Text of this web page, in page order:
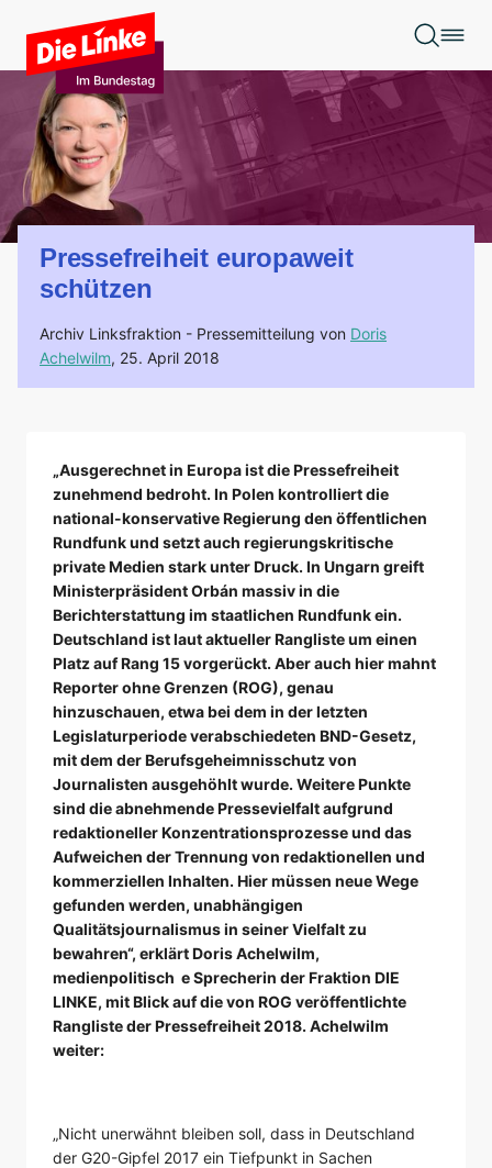
Zum Hauptinhalt springen
Pressefreiheit europaweit
schützen
Archiv Linksfraktion - Pressemitteilung von Doris
Achelwilm, 25. April 2018
„Ausgerechnet in Europa ist die Pressefreiheit
zunehmend bedroht. In Polen kontrolliert die
national-konservative Regierung den öffentlichen
Rundfunk und setzt auch regierungskritische
private Medien stark unter Druck. In Ungarn greift
Ministerpräsident Orbán massiv in die
Berichterstattung im staatlichen Rundfunk ein.
Deutschland ist laut aktueller Rangliste um einen
Platz auf Rang 15 vorgerückt. Aber auch hier mahnt
Reporter ohne Grenzen (ROG), genau
hinzuschauen, etwa bei dem in der letzten
Legislaturperiode verabschiedeten BND-Gesetz,
mit dem der Berufsgeheimnisschutz von
Journalisten ausgehöhlt wurde. Weitere Punkte
sind die abnehmende Pressevielfalt aufgrund
redaktioneller Konzentrationsprozesse und das
Aufweichen der Trennung von redaktionellen und
kommerziellen Inhalten. Hier müssen neue Wege
gefunden werden, unabhängigen
Qualitätsjournalismus in seiner Vielfalt zu
bewahren“, erklärt Doris Achelwilm,
medienpolitisch e Sprecherin der Fraktion DIE
LINKE, mit Blick auf die von ROG veröffentlichte
Rangliste der Pressefreiheit 2018. Achelwilm
weiter:
„Nicht unerwähnt bleiben soll, dass in Deutschland
der G20-Gipfel 2017 ein Tiefpunkt in Sachen